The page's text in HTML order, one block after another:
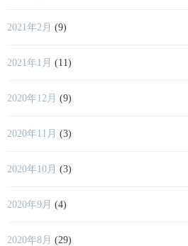
2021年2月 (9)
2021年1月 (11)
2020年12月 (9)
2020年11月 (3)
2020年10月 (3)
2020年9月 (4)
2020年8月 (29)